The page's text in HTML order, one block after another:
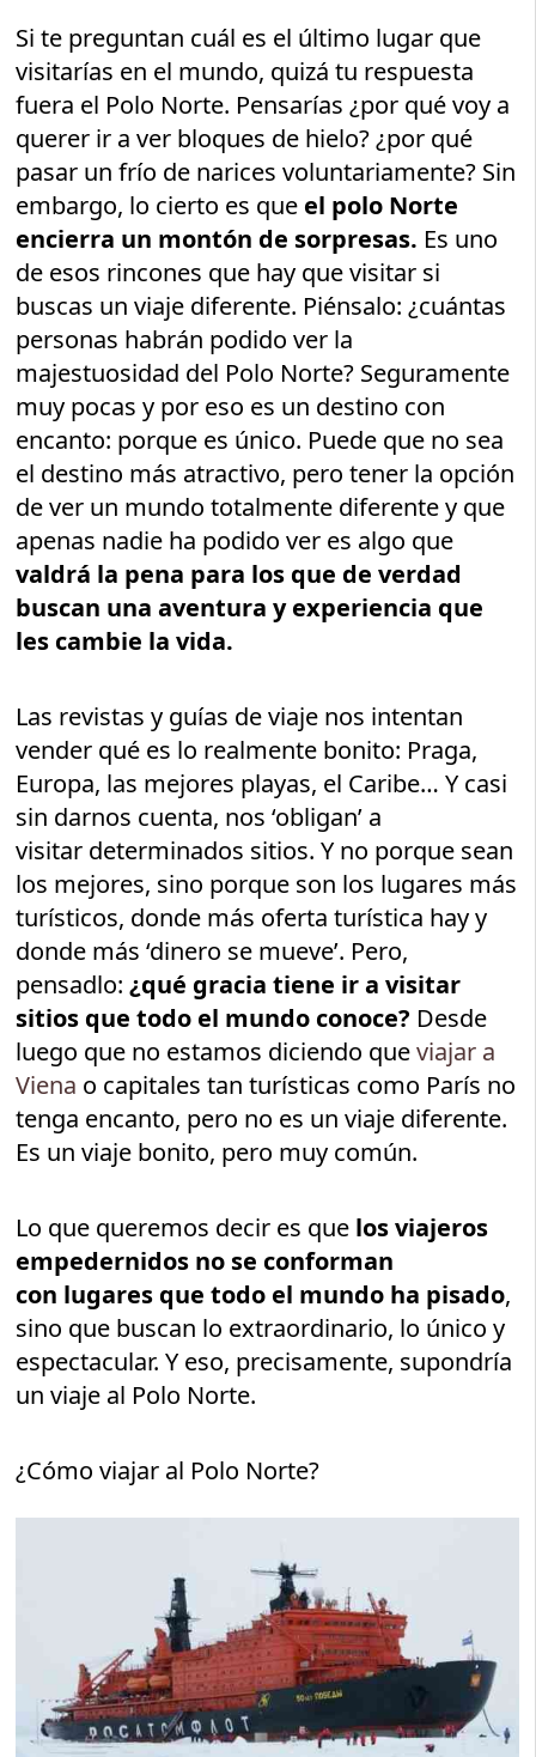
Si te preguntan cuál es el último lugar que
visitarías en el mundo, quizá tu respuesta
fuera el Polo Norte. Pensarías ¿por qué voy a
querer ir a ver bloques de hielo? ¿por qué
pasar un frío de narices voluntariamente? Sin
embargo, lo cierto es que el polo Norte
encierra un montón de sorpresas. Es uno
de esos rincones que hay que visitar si
buscas un viaje diferente. Piénsalo: ¿cuántas
personas habrán podido ver la
majestuosidad del Polo Norte? Seguramente
muy pocas y por eso es un destino con
encanto: porque es único. Puede que no sea
el destino más atractivo, pero tener la opción
de ver un mundo totalmente diferente y que
apenas nadie ha podido ver es algo que
valdrá la pena para los que de verdad
buscan una aventura y experiencia que
les cambie la vida.
Las revistas y guías de viaje nos intentan
vender qué es lo realmente bonito: Praga,
Europa, las mejores playas, el Caribe… Y casi
sin darnos cuenta, nos ‘obligan’ a
visitar determinados sitios. Y no porque sean
los mejores, sino porque son los lugares más
turísticos, donde más oferta turística hay y
donde más ‘dinero se mueve’. Pero,
pensadlo: ¿qué gracia tiene ir a visitar
sitios que todo el mundo conoce? Desde
luego que no estamos diciendo queviajar a
Viena o capitales tan turísticas como París no
tenga encanto, pero no es un viaje diferente.
Es un viaje bonito, pero muy común.
Lo que queremos decir es que los viajeros
empedernidos no se conforman
con lugares que todo el mundo ha pisado,
sino que buscan lo extraordinario, lo único y
espectacular. Y eso, precisamente, supondría
un viaje al Polo Norte.
¿Cómo viajar al Polo Norte?